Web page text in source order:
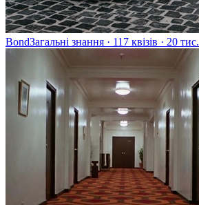
BondЗагальні знання · 117 квізів · 20 тис.